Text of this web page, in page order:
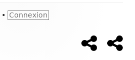
• Connexion
AccueilÀ